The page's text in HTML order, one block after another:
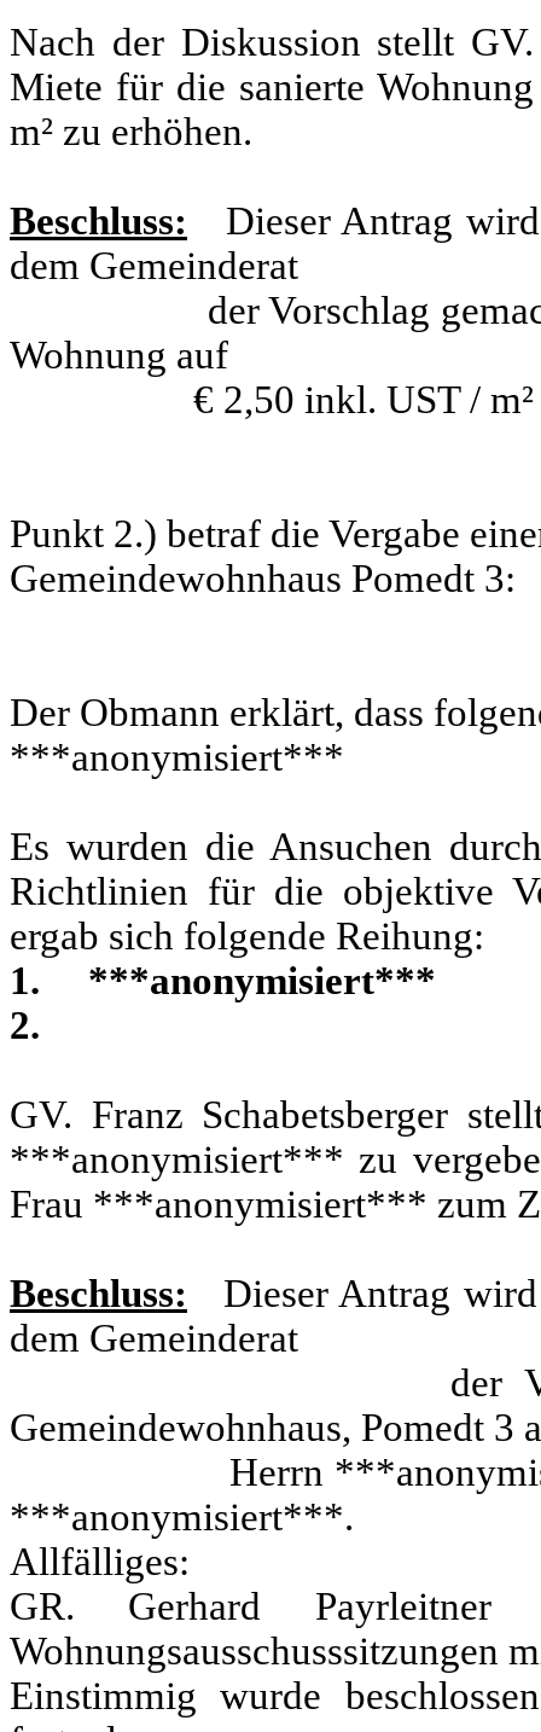
Nach der Diskussion stellt
Miete für die sanierte
m² zu erhöhen.
Beschluss: Dieser Antrag wird
dem Gemeinderat
der Vorschlag gemacht,
Wohnung auf
€ 2,50 inkl. UST / m²
Punkt 2.) betraf die Vergabe
Gemeindewohnhaus Pomedt 3:
Der Obmann erklärt, dass
***anonymisiert***
Es wurden die Ansuchen
Richtlinien für die objektive
ergab sich folgende Reihung:
1. ***anonymisiert***
2.
GV. Franz Schabetsberger
***anonymisiert*** zu
Frau ***anonymisiert*** zum
Beschluss: Dieser Antrag
dem Gemeinderat
der Vorschlag
Gemeindewohnhaus, Pomedt 3
Herrn
***anonymisiert***.
Allfälliges:
GR. Gerhard
Wohnungsausschusssitzungen
Einstimmig wurde